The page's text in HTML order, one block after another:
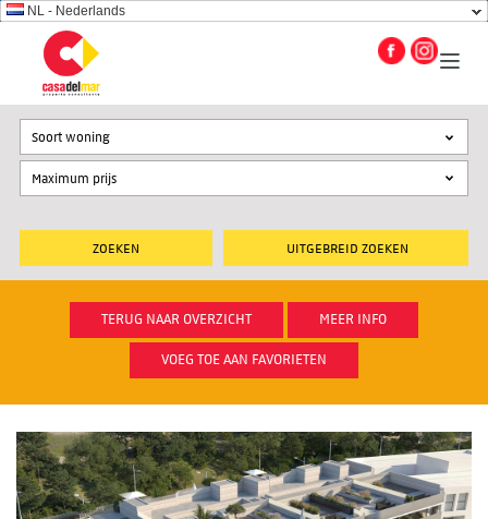
NL - Nederlands
UITGEBREID ZOEKEN
Soort woning
TERUG NAAR OVERZICHT MEER INFO
VOEG TOE AAN FAVORIETEN